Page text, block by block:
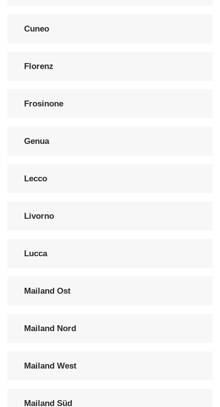
Cuneo
Florenz
Frosinone
Genua
Lecco
Livorno
Lucca
Mailand Ost
Mailand Nord
Mailand West
Mailand Süd